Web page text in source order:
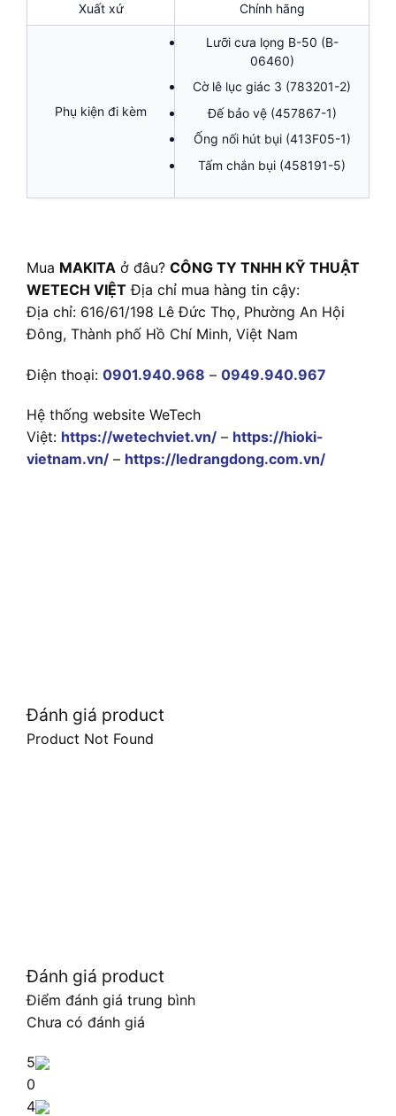
Xuất xứ Chính hãng
Phụ kiện đi kèm
Lưỡi cưa lọng B-50 (B-
06460)
Cờ lê lục giác 3 (783201-2)
Đế bảo vệ (457867-1)
Ống nối hút bụi (413F05-1)
Tấm chắn bụi (458191-5)
Mua MAKITA ở đâu? CÔNG TY TNHH KỸ THUẬT
WETECH VIỆT Địa chỉ mua hàng tin cậy:
Địa chỉ: 616/61/198 Lê Đức Thọ, Phường An Hội
Đông, Thành phố Hồ Chí Minh, Việt Nam
Điện thoại: 0901.940.968 – 0949.940.967
Hệ thống website WeTech
Việt: https://wetechviet.vn/ – https://hioki-
vietnam.vn/ – https://ledrangdong.com.vn/
Đánh giá product
Product Not Found
Đánh giá product
Điểm đánh giá trung bình
Chưa có đánh giá
5
0
4